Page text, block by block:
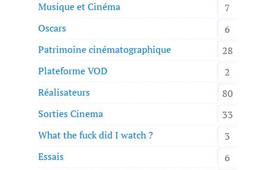
Musique et Cinéma
7
Oscars
6
Patrimoine cinématographique
28
Plateforme VOD
2
Réalisateurs
80
Sorties Cinema
33
What the fuck did I watch ?
3
Essais
6